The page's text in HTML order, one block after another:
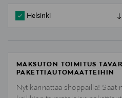
Helsinki
MAKSUTON TOIMITUS
PAKETTIAUTOMAATTEIHIN
Nyt kannattaa shoppailla! Saat